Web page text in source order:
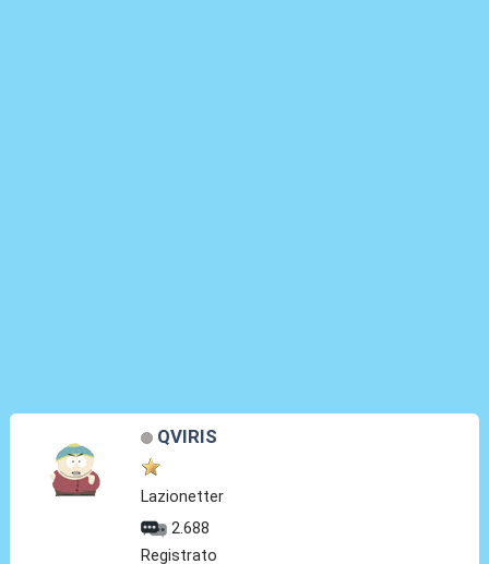
QVIRIS
Lazionetter
2.688
Registrato